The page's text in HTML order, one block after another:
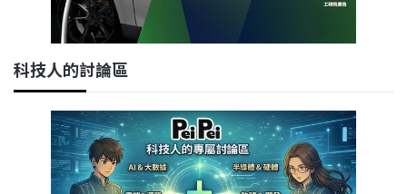
科技人的討論區